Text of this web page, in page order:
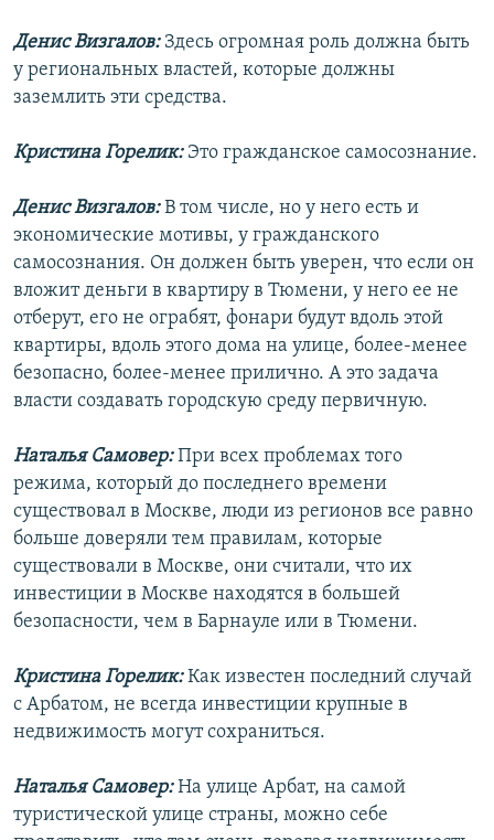
Денис Визгалов:Здесь огромная роль должна быть
у региональных властей, которые должны
заземлить эти средства.
Кристина Горелик:Это гражданское самосознание.
Денис Визгалов:В том числе, но у него есть и
экономические мотивы, у гражданского
самосознания. Он должен быть уверен, что если он
вложит деньги в квартиру в Тюмени, у него ее не
отберут, его не ограбят, фонари будут вдоль этой
квартиры, вдоль этого дома на улице, более-менее
безопасно, более-менее прилично. А это задача
власти создавать городскую среду первичную.
Наталья Самовер:При всех проблемах того
режима, который до последнего времени
существовал в Москве, люди из регионов все равно
больше доверяли тем правилам, которые
существовали в Москве, они считали, что их
инвестиции в Москве находятся в большей
безопасности, чем в Барнауле или в Тюмени.
Кристина Горелик:Как известен последний случай
с Арбатом, не всегда инвестиции крупные в
недвижимость могут сохраниться.
Наталья Самовер:На улице Арбат, на самой
туристической улице страны, можно себе